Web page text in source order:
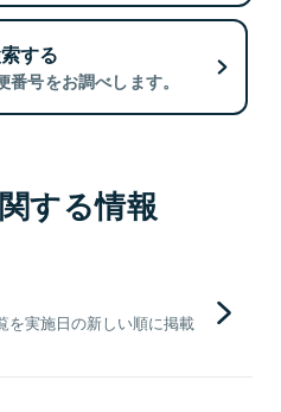
する
号をお調べします。
する情報
を実施日の新しい順に掲載